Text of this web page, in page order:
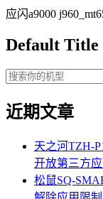
应闪a9000
Default Title
近期文章
天之河TZH-
开放第三方
松鼠SQ-